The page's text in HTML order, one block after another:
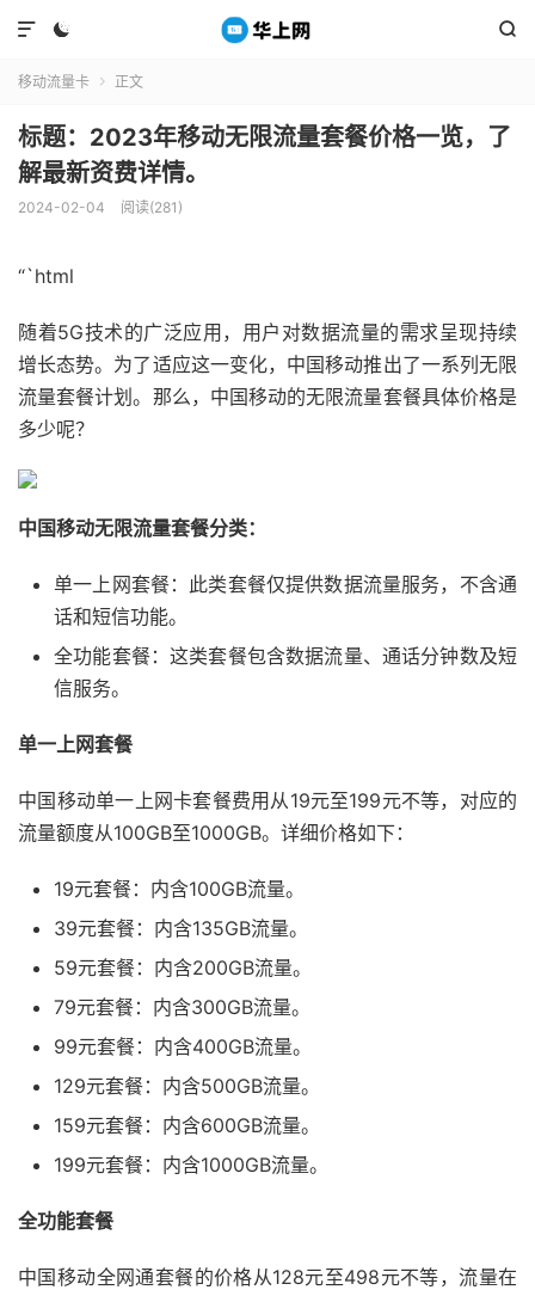
 

移动流量卡  正文
标题：2023年移动无限流量套餐价格一览，了
解最新资费详情。
2024-02-04 阅读(281)
“`html
随着5G技术的广泛应用，用户对数据流量的需求呈现持续
增长态势。为了适应这一变化，中国移动推出了一系列无限
流量套餐计划。那么，中国移动的无限流量套餐具体价格是
多少呢？
中国移动无限流量套餐分类：
单一上网套餐：此类套餐仅提供数据流量服务，不含通
话和短信功能。
全功能套餐：这类套餐包含数据流量、通话分钟数及短
信服务。
单一上网套餐
中国移动单一上网卡套餐费用从19元至199元不等，对应的
流量额度从100GB至1000GB。详细价格如下：
19元套餐：内含100GB流量。
39元套餐：内含135GB流量。
59元套餐：内含200GB流量。
79元套餐：内含300GB流量。
99元套餐：内含400GB流量。
129元套餐：内含500GB流量。
159元套餐：内含600GB流量。
199元套餐：内含1000GB流量。
全功能套餐
中国移动全网通套餐的价格从128元至498元不等，流量在